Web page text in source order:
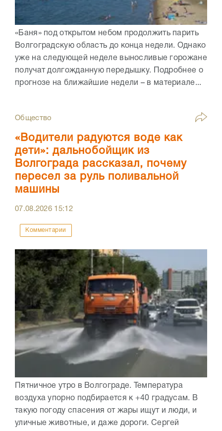
«Баня» под открытом небом продолжить парить
Волгоградскую область до конца недели. Однако
уже на следующей неделе выносливые горожане
получат долгожданную передышку. Подробнее о
прогнозе на ближайшие недели – в материале...
Общество
«Водители радуются воде как
дети»: дальнобойщик из
Волгограда рассказал, почему
пересел за руль поливальной
машины
07.08.2026 15:12
Комментарии
Пятничное утро в Волгограде. Температура
воздуха упорно подбирается к +40 градусам. В
такую погоду спасения от жары ищут и люди, и
уличные животные, и даже дороги. Сергей